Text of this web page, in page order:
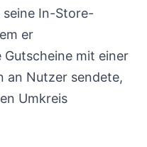
seine In-Store-
er
mit einer
an Nutzer sendete,
Umkreis